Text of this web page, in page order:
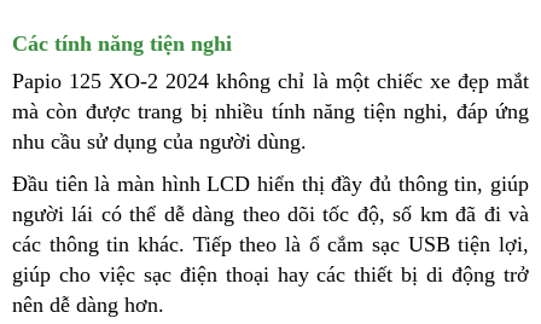
Các tính năng tiện nghi
Papio 125 XO-2 2024 không chỉ là một chiếc xe đẹp mắt
mà còn được trang bị nhiều tính năng tiện nghi, đáp ứng
nhu cầu sử dụng của người dùng.
Đầu tiên là màn hình LCD hiển thị đầy đủ thông tin, giúp
người lái có thể dễ dàng theo dõi tốc độ, số km đã đi và
các thông tin khác. Tiếp theo là ổ cắm sạc USB tiện lợi,
giúp cho việc sạc điện thoại hay các thiết bị di động trở
nên dễ dàng hơn.